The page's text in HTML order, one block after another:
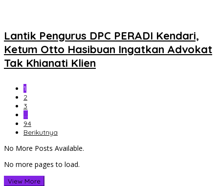
Lantik Pengurus DPC PERADI Kendari,
Ketum Otto Hasibuan Ingatkan Advokat
Tak Khianati Klien
1
2
3
…
94
Berikutnya
No More Posts Available.
No more pages to load.
View More